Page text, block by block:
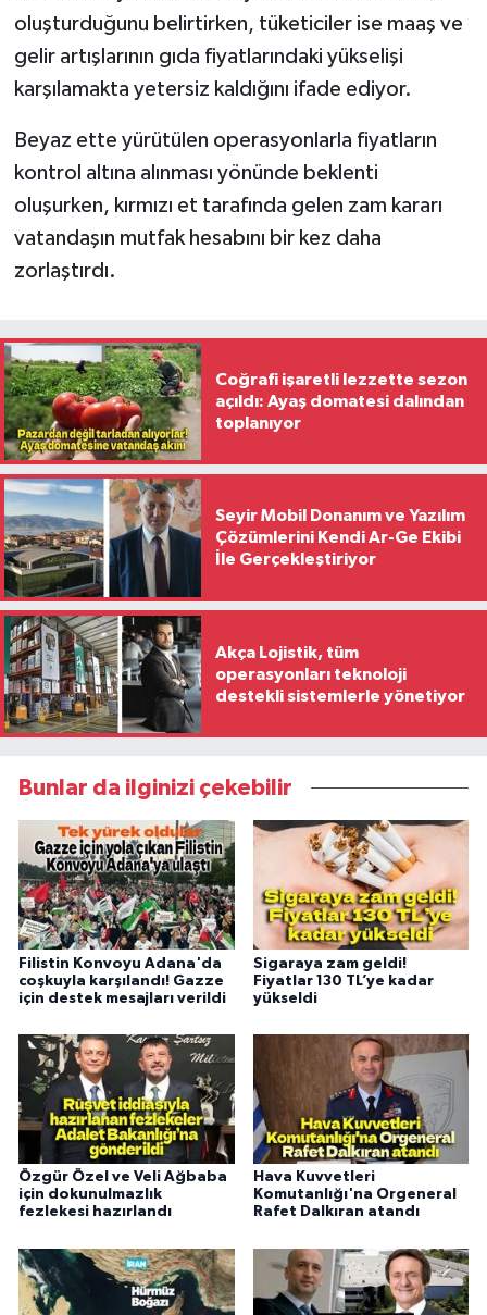
oluşturduğunu belirtirken, tüketiciler ise maaş ve
gelir artışlarının gıda fiyatlarındaki yükselişi
karşılamakta yetersiz kaldığını ifade ediyor.
Beyaz ette yürütülen operasyonlarla fiyatların
kontrol altına alınması yönünde beklenti
oluşurken, kırmızı et tarafında gelen zam kararı
vatandaşın mutfak hesabını bir kez daha
zorlaştırdı.
Coğrafi işaretli lezzette sezon
açıldı: Ayaş domatesi dalından
toplanıyor
Seyir Mobil Donanım ve Yazılım
Çözümlerini Kendi Ar-Ge Ekibi
İle Gerçekleştiriyor
Akça Lojistik, tüm
operasyonları teknoloji
destekli sistemlerle yönetiyor
Bunlar da ilginizi çekebilir
Filistin Konvoyu Adana'da
coşkuyla karşılandı! Gazze
için destek mesajları verildi
Sigaraya zam geldi!
Fiyatlar 130 TL’ye kadar
yükseldi
Özgür Özel ve Veli Ağbaba
için dokunulmazlık
fezlekesi hazırlandı
Hava Kuvvetleri
Komutanlığı'na Orgeneral
Rafet Dalkıran atandı